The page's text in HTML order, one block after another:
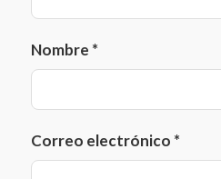
Nombre *
Correo electrónico *